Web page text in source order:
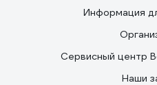
Информация
Сервисный центр
Наши